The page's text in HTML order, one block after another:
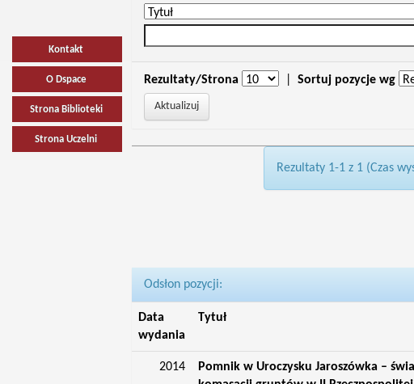
Kontakt
O Dspace
Strona Biblioteki
Strona Uczelni
Rezultaty/Strona Sortuj pozycje wg
Rezultaty 1-1 z 1 (Czas
Odsłon pozycji:
Data
wydania
Tytuł
2014
Pomnik w Uroczysku Jaroszówka –